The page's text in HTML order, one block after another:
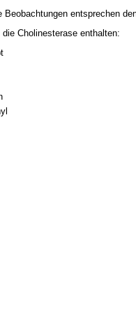
Beobachtungen entsprechen
die Cholinesterase enthalten: